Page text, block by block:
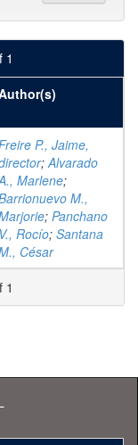
1
P., Jaime,
;Alvarado
Marlene;
M.,
; Panchano
V., Rocío; Santana
César
1